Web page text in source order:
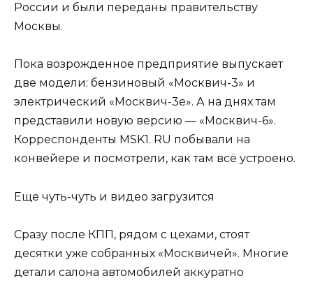
России и были переданы правительству
Москвы.
Пока возрожденное предприятие выпускает
две модели: бензиновый «Москвич-3» и
электрический «Москвич-3е». А на днях там
представили новую версию — «Москвич-6».
Корреспонденты MSK1. RU побывали на
конвейере и посмотрели, как там всё устроено.
Еще чуть-чуть и видео загрузится
Сразу после КПП, рядом с цехами, стоят
десятки уже собранных «Москвичей». Многие
детали салона автомобилей аккуратно